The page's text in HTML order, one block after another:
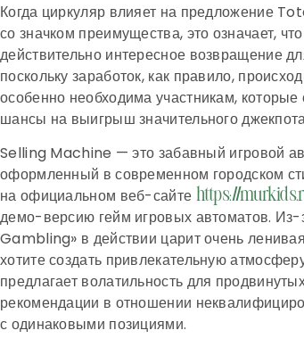
Когда циркуляр влияет на предложение
со значком преимущества, это означает,
действительно интересное возвращение
поскольку заработок, как правило,
особенно необходима участникам,
шансы на выигрыш значительного
Selling Machine — это забавный игровой
оформленный в современном городском
на официальном веб-сайте https://
демо-версию гейм игровых автоматов.
Gambling» в действии царит очень
хотите создать привлекательную
предлагает волатильность для
рекомендации в отношении
с одинаковыми позициями.